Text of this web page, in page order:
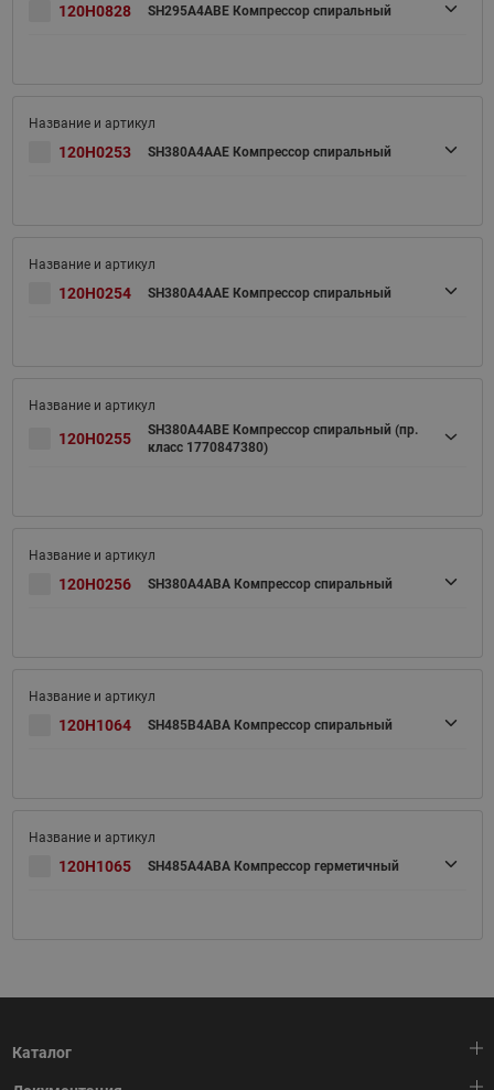
120H0828 SH295A4ABE Компрессор спиральный
120H0253 SH380A4AAE Компрессор спиральный
120H0254 SH380A4AAE Компрессор спиральный
120H0255
SH380A4ABE Компрессор спиральный (пр.
класс 1770847380)
120H0256 SH380A4ABA Компрессор спиральный
120H1064 SH485B4ABA Компрессор спиральный
120H1065 SH485A4ABA Компрессор герметичный
Каталог